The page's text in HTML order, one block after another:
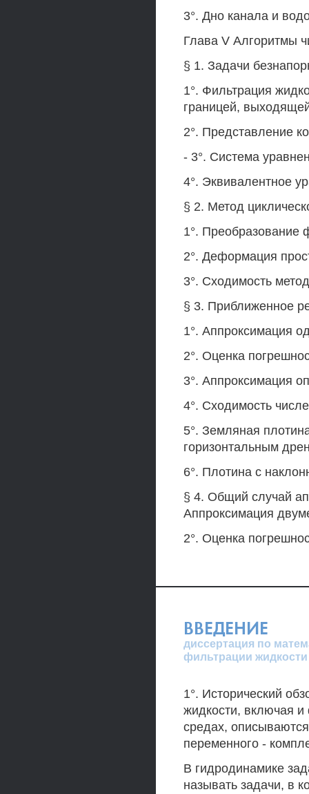
3°. Дно канала и
Глава V Алгоритмы
§ 1. Задачи
1°. Фильтрация
границей,
2°. Представление
- 3°. Система
4°. Эквивалентное
§ 2. Метод
1°. Преобразование
2°. Деформация
3°. Сходимость
§ 3. Приближенное
1°. Аппроксимация
2°. Оценка
3°. Аппроксимация
4°. Сходимость
5°. Земляная
горизонтальным
6°. Плотина с
§ 4. Общий случай
Аппроксимация
2°. Оценка
ВВЕДЕНИЕ
диссертация по
фильтрации
1°. Исторический
жидкости, включая
средах,
переменного -
В гидродинамике
называть задачи, в